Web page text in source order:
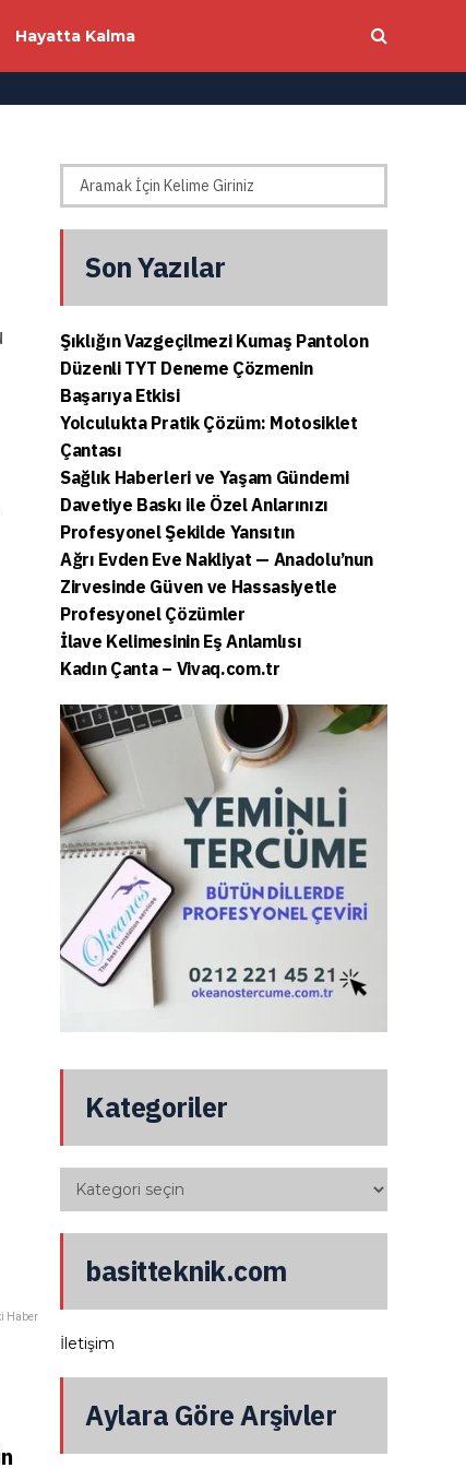
Hayatta Kalma
Haber
Son Yazılar
Şıklığın Vazgeçilmezi Kumaş Pantolon
Düzenli TYT Deneme Çözmenin
Başarıya Etkisi
Yolculukta Pratik Çözüm: Motosiklet
Çantası
Sağlık Haberleri ve Yaşam Gündemi
Davetiye Baskı ile Özel Anlarınızı
Profesyonel Şekilde Yansıtın
Ağrı Evden Eve Nakliyat — Anadolu’nun
Zirvesinde Güven ve Hassasiyetle
Profesyonel Çözümler
İlave Kelimesinin Eş Anlamlısı
Kadın Çanta – Vivaq.com.tr
Kategoriler
basitteknik.com
İletişim
Aylara Göre Arşivler